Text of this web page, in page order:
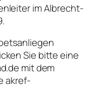
im Albrecht-
Sie bitte eine
mit dem
akref-